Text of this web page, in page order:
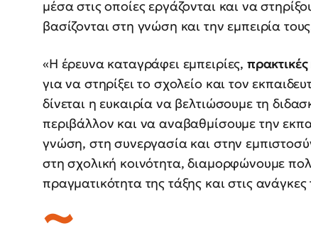
μέσα στις οποίες εργάζονται και να
βασίζονται στη γνώση και την εμπειρία
«Η έρευνα καταγράφει εμπειρίες,
για να στηρίξει το σχολείο και τον
δίνεται η ευκαιρία να βελτιώσουμε τη
περιβάλλον και να αναβαθμίσουμε την
γνώση, στη συνεργασία και στην
στη σχολική κοινότητα, διαμορφώνουμε
πραγματικότητα της τάξης και στις ανάγκες